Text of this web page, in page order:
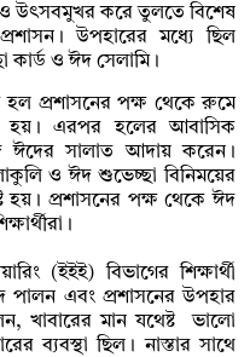
ও উৎসবমুখর করে তুলতে বিশেষ
উপহারের মধ্যে ছিল
কার্ড ও ঈদ সেলামি।
হল প্রশাসনের পক্ষ থেকে রুমে
হয়। এরপর হলের আবাসিক
ঈদের সালাত আদায় করেন।
ও ঈদ শুভেচ্ছা বিনিময়ের
হয়। প্রশাসনের পক্ষ থেকে ঈদ
(ইইই) বিভাগের শিক্ষার্থী
পালন এবং প্রশাসনের উপহার
খাবারের মান যথেষ্ট ভালো
ব্যবস্থা ছিল। নাস্তার সাথে